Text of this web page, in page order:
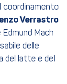
coordinamento
Verrastro
Mach
delle
del latte e del